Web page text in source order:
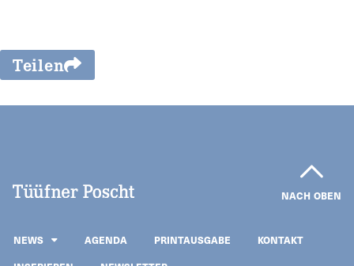
Teilen
NACH OBEN
NEWS AGENDA PRINTAUSGABE
KONTAKT